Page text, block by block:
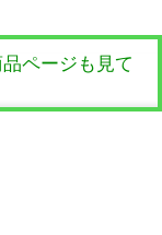
ページも見て